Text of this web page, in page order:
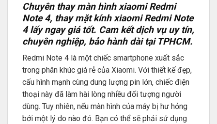
Chuyên thay màn hình xiaomi Redmi
Note 4, thay mặt kính xiaomi Redmi Note
4 lấy ngay giá tốt. Cam kết dịch vụ uy tín,
chuyên nghiệp, bảo hành dài tại TPHCM.
Redmi Note 4 là một chiếc smartphone xuất sắc
trong phân khúc giá rẻ của Xiaomi. Với thiết kế đẹp,
cấu hình mạnh cùng dung lượng pin lớn, chiếc điện
thoại này đã làm hài lòng nhiều đối tượng người
dùng. Tuy nhiên, nếu màn hình của máy bị hư hỏng
bởi một lý do nào đó. Bạn có thể sẽ phải sử dụng